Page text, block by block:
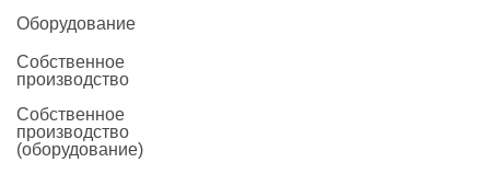
Оборудование
Собственное
производство
Собственное
производство
(оборудование)